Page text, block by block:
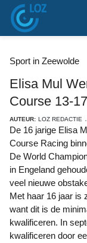
Sport in Zeewolde
Elisa Mul
Course 13-
AUTEUR: LOZ REDACTIE
De 16 jarige Elisa Mul uit Zeewolde is eerste op Obstacle
Course Racing
De World
in Engeland
veel nieuwe
Met haar 16 jaar is
want dit is de
kwalificeren. In
kwalificeren door